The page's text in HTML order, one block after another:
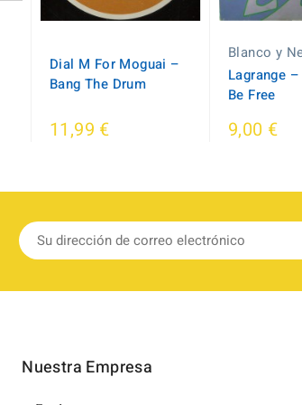
Dial M For Moguai ‎–
Bang The Drum
11,99 €
Blanco y
Lagrange
Be Free
9,00 €
Nuestra Empresa